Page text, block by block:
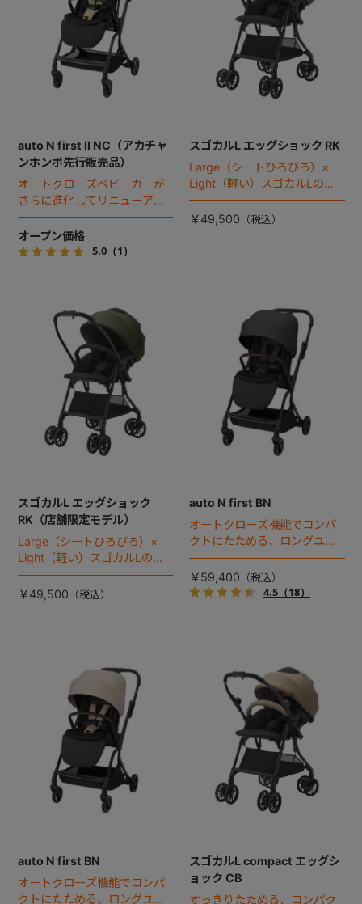
auto N first II NC（アカチャ
ンホンポ先行販売品）
オートクローズベビーカーが
さらに進化してリニューア
ル！
オープン価格
5.0（1）
スゴカルL エッグショック RK
Large（シートひろびろ）×
Light（軽い）スゴカルLのス
タンダードモデル。
￥49,500
スゴカルL エッグショック
RK（店舗限定モデル）
Large（シートひろびろ）×
Light（軽い）スゴカルLのス
タンダードモデル。
￥49,500
auto N first BN
オートクローズ機能でコンパ
クトにたためる、ロングユー
スベビーカー誕生。
￥59,400
4.5（18）
auto N first BN
オートクローズ機能でコンパ
クトにたためる、ロングユー
スゴカルL compact エッグシ
ョック CB
すっきりたためる、コンパク